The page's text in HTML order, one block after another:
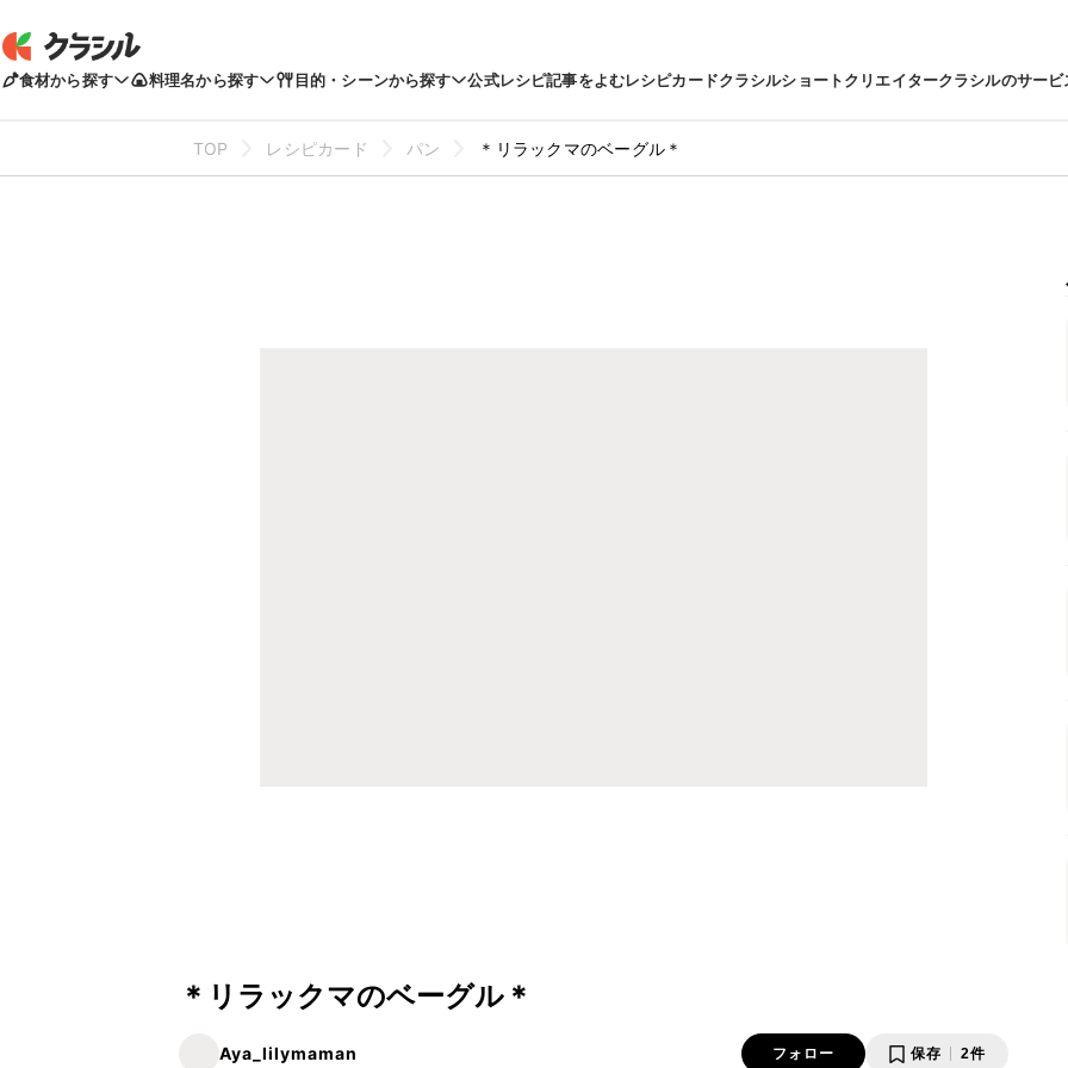
食材から探す 料理名から探す 目的・シーンから探す 公式レシピ記事をよむレシピカードクラシルショートクリエイタークラシルのサービ
TOP レシピカード パン ＊リラックマのベーグル＊
＊リラックマのベーグル＊
Aya_lilymaman フォロー 保存 2件